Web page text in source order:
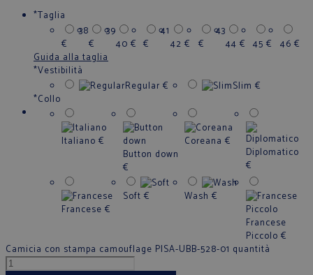
*Taglia
38
€
39
€
40 €
41
€
42 €
43
€
44 € 45 € 46 €
Guida alla taglia
*Vestibilità
Regular € Slim €
*Collo
Italiano €
Button down
€
Coreana €
Diplomatico
€
Francese €
Soft € Wash €
Francese
Piccolo €
Camicia con stampa camouflage PISA-UBB-528-01 quantità